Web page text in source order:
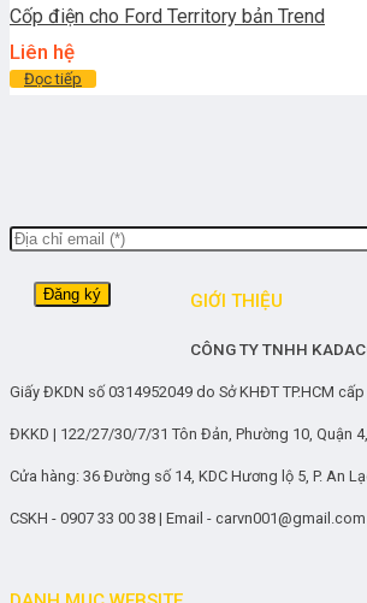
Cốp điện cho Ford Territory bản Trend
Liên hệ
Đọc tiếp
GIỚI THIỆU
CÔNG TY TNHH
Giấy ĐKDN số 0314952049 do Sở KHĐT TP.HCM
ĐKKD | 122/27/30/7/31 Tôn Đản, Phường 10, Quận 4,
Cửa hàng: 36 Đường số 14, KDC Hương lộ 5, P. An
CSKH - 0907 33 00 38 | Email - carvn001@gmail.com